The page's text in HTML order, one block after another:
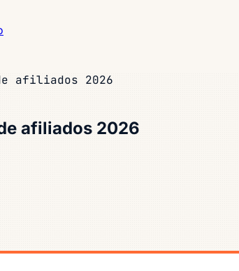
afiliados 2026
afiliados 2026